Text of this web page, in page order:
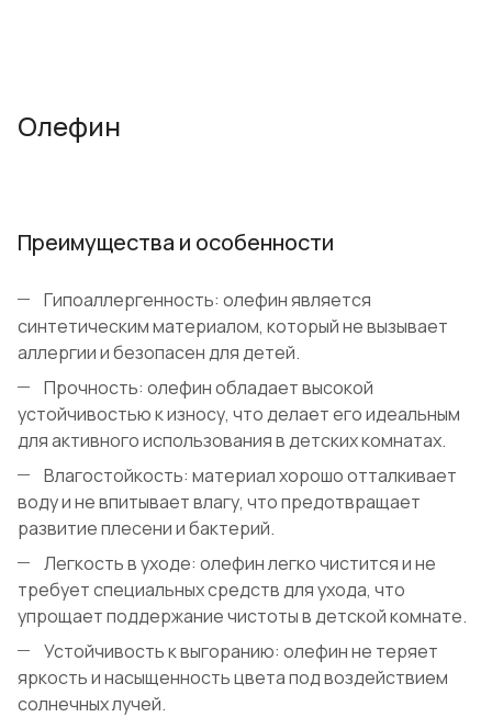
Олефин
Преимущества и особенности
Гипоаллергенность: олефин является
синтетическим материалом, который не вызывает
аллергии и безопасен для детей.
Прочность: олефин обладает высокой
устойчивостью к износу, что делает его идеальным
для активного использования в детских комнатах.
Влагостойкость: материал хорошо отталкивает
воду и не впитывает влагу, что предотвращает
развитие плесени и бактерий.
Легкость в уходе: олефин легко чистится и не
требует специальных средств для ухода, что
упрощает поддержание чистоты в детской комнате.
Устойчивость к выгоранию: олефин не теряет
яркость и насыщенность цвета под воздействием
солнечных лучей.